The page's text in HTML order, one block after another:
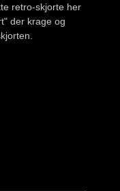
retro-skjorte her
der krage og